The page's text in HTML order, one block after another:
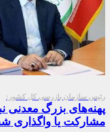
رئیس سازمان بازرسی کل کشور:
پهنه‌های بزرگ معدنی
مشارکت یا واگذاری